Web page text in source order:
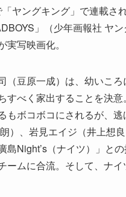
ヤングキング」で連載さ
」（少年画報社 ヤ
写映画化。
（豆原一成）は、幼いこ
すべく家出することを決
もボコボコにされるが、
）、岩見エイジ（井上想
島Night’s（ナイツ）」と
ムに合流。そして、ナイ